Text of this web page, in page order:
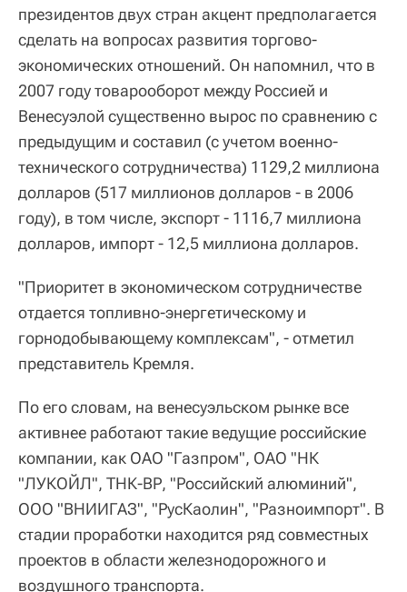
президентов двух стран акцент предполагается
сделать на вопросах развития торгово-
экономических отношений. Он напомнил, что в
2007 году товарооборот между Россией и
Венесуэлой существенно вырос по сравнению с
предыдущим и составил (с учетом военно-
технического сотрудничества) 1129,2 миллиона
долларов (517 миллионов долларов - в 2006
году), в том числе, экспорт - 1116,7 миллиона
долларов, импорт - 12,5 миллиона долларов.
"Приоритет в экономическом сотрудничестве
отдается топливно-энергетическому и
горнодобывающему комплексам", - отметил
представитель Кремля.
По его словам, на венесуэльском рынке все
активнее работают такие ведущие российские
компании, как ОАО "Газпром", ОАО "НК
"ЛУКОЙЛ", ТНК-ВР, "Российский алюминий",
ООО "ВНИИГАЗ", "РусКаолин", "Разноимпорт". В
стадии проработки находится ряд совместных
проектов в области железнодорожного и
воздушного транспорта.